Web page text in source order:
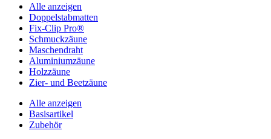
Alle anzeigen
Doppelstabmatten
Fix-Clip Pro®
Schmuckzäune
Maschendraht
Aluminiumzäune
Holzzäune
Zier- und Beetzäune
Alle anzeigen
Basisartikel
Zubehör